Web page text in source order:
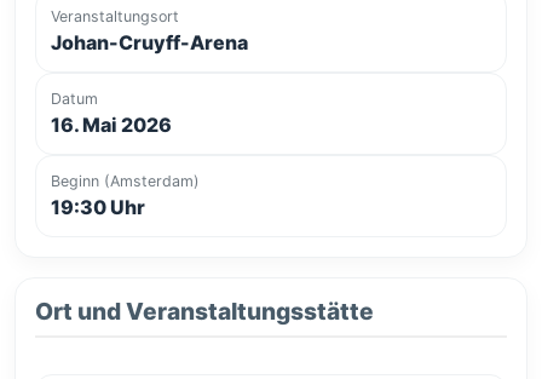
Veranstaltungsort
Johan-Cruyff-Arena
Datum
16. Mai 2026
Beginn (Amsterdam)
19:30 Uhr
Ort und Veranstaltungsstätte